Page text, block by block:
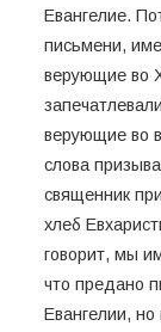
Евангелие.
письмени,
верующие во
верующие во
слова
священник
хлеб
говорит, мы
что предано
Евангелии,